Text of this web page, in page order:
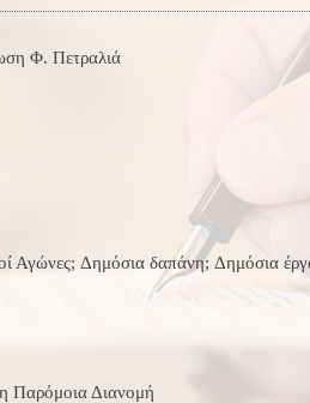
Φ. Πετραλιά
Αγώνες; Δημόσια δαπάνη; Δημόσια
Παρόμοια Διανομή